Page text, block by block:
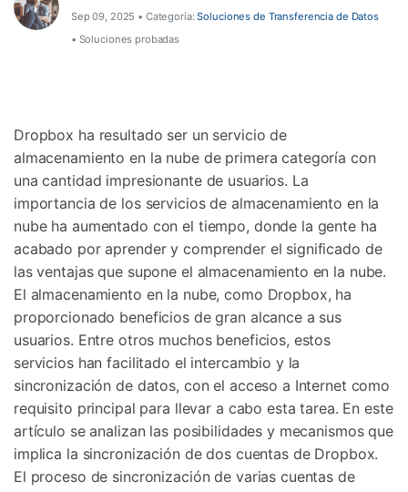
Sep 09, 2025 • Categoría:Soluciones de Transferencia de Datos
• Soluciones probadas
Dropbox ha resultado ser un servicio de
almacenamiento en la nube de primera categoría con
una cantidad impresionante de usuarios. La
importancia de los servicios de almacenamiento en la
nube ha aumentado con el tiempo, donde la gente ha
acabado por aprender y comprender el significado de
las ventajas que supone el almacenamiento en la nube.
El almacenamiento en la nube, como Dropbox, ha
proporcionado beneficios de gran alcance a sus
usuarios. Entre otros muchos beneficios, estos
servicios han facilitado el intercambio y la
sincronización de datos, con el acceso a Internet como
requisito principal para llevar a cabo esta tarea. En este
artículo se analizan las posibilidades y mecanismos que
implica la sincronización de dos cuentas de Dropbox.
El proceso de sincronización de varias cuentas de